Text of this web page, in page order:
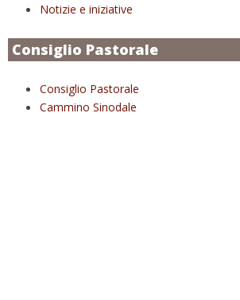
Notizie e iniziative
Consiglio Pastorale
Consiglio Pastorale
Cammino Sinodale